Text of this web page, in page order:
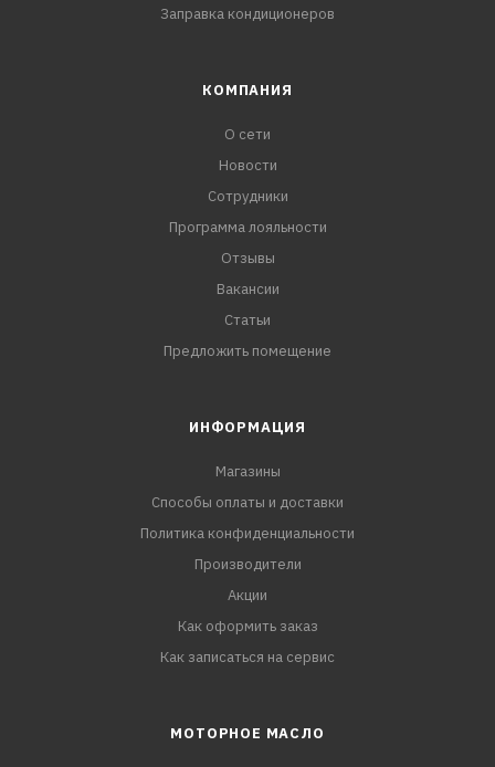
Заправка кондиционеров
КОМПАНИЯ
О сети
Новости
Сотрудники
Программа лояльности
Отзывы
Вакансии
Статьи
Предложить помещение
ИНФОРМАЦИЯ
Магазины
Способы оплаты и доставки
Политика конфиденциальности
Производители
Акции
Как оформить заказ
Как записаться на сервис
МОТОРНОЕ МАСЛО